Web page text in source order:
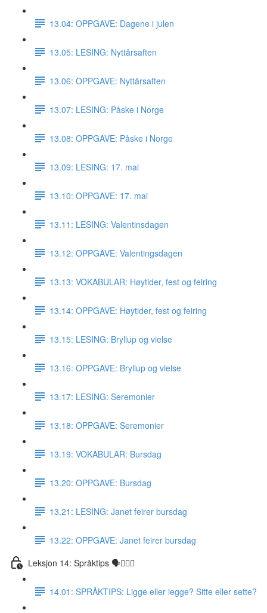
13.04: OPPGAVE: Dagene i julen
13.05: LESING: Nyttårsaften
13.06: OPPGAVE: Nyttårsaften
13.07: LESING: Påske i Norge
13.08: OPPGAVE: Påske i Norge
13.09: LESING: 17. mai
13.10: OPPGAVE: 17. mai
13.11: LESING: Valentinsdagen
13.12: OPPGAVE: Valentingsdagen
13.13: VOKABULAR: Høytider, fest og feiring
13.14: OPPGAVE: Høytider, fest og feiring
13.15: LESING: Bryllup og vielse
13.16: OPPGAVE: Bryllup og vielse
13.17: LESING: Seremonier
13.18: OPPGAVE: Seremonier
13.19: VOKABULAR: Bursdag
13.20: OPPGAVE: Bursdag
13.21: LESING: Janet feirer bursdag
13.22: OPPGAVE: Janet feirer bursdag
Leksjon 14: Språktips 🗣☝🏼✅
14.01: SPRÅKTIPS: Ligge eller legge? Sitte eller sette?